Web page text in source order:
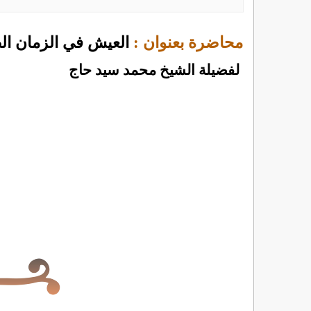
محاضرة بعنوان : العيش في الزمان
لفضيلة الشيخ محمد سيد حاج